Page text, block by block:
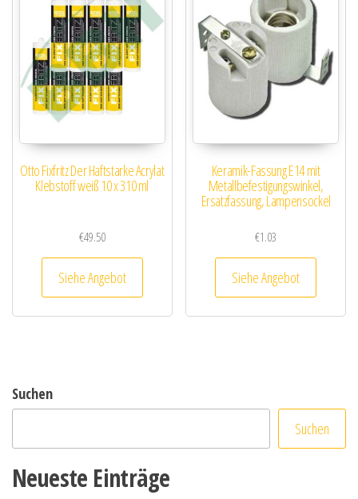
Otto Fixfritz Der Haftstarke Acrylat
Klebstoff weiß 10 x 310 ml
€49.50
Siehe Angebot
Keramik-Fassung E14 mit
Metallbefestigungswinkel,
Ersatzfassung, Lampensockel
€1.03
Siehe Angebot
Suchen
Suchen
Neueste Einträge